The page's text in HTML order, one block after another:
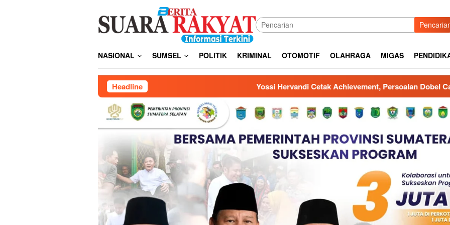
NASIONAL SUMSEL POLITIK KRIMINAL OTOMOTIF OLAHRAGA MIGAS
HeadlineYossi Hervandi Cetak Achievement, Persoalan Dobel Catat Aset Pemprov Sumsel dan